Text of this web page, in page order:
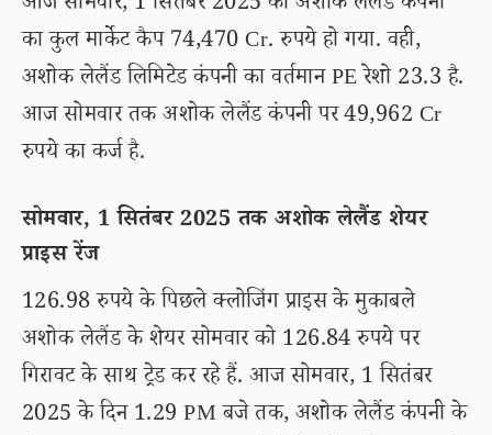
का कुल मार्केट कैप 74,470 Cr. रुपये हो गया. वही,
अशोक लेलैंड लिमिटेड कंपनी का वर्तमान PE रेशो 23.3 है.
आज सोमवार तक अशोक लेलैंड कंपनी पर 49,962 Cr
रुपये का कर्ज है.
सोमवार, 1 सितंबर 2025 तक अशोक लेलैंड शेयर
प्राइस रेंज
126.98 रुपये के पिछले क्लोजिंग प्राइस के मुकाबले
अशोक लेलैंड के शेयर सोमवार को 126.84 रुपये पर
गिरावट के साथ ट्रेड कर रहे हैं. आज सोमवार, 1 सितंबर
2025 के दिन 1.29 PM बजे तक, अशोक लेलैंड कंपनी के